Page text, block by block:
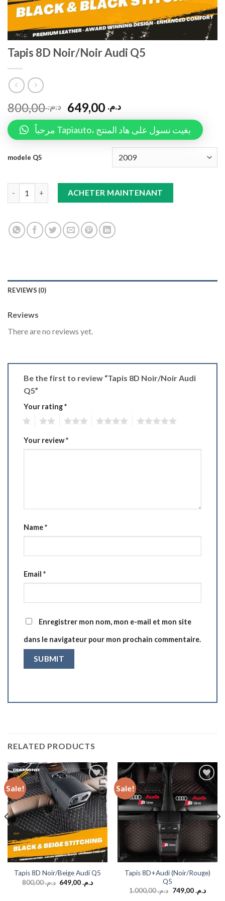
Tapis 8D Noir/Noir Audi Q5
د.م.800,00 د.م.
مرحباً Tapiauto، بغيت نسول على هاد المنتج
modele Q5
Tapis 8D Noir/Noir Audi Q5 quantity
ACHETER MAINTENANT
REVIEWS (0)
Reviews
There are no reviews yet.
Be the first to review “Tapis 8D Noir/Noir Audi
Q5”
Your rating*
Your review*
Name*
Email *
Enregistrer mon nom, mon e-mail et mon site
dans le navigateur pour mon prochain commentaire.
RELATED PRODUCTS
Sale!
Add to
wishlist
Tapis 8D Noir/Beige Audi Q5
د.م.800,00 د.م.649,00
Sale!
Add to
wishlist
Tapis 8D+Audi (Noir/Rouge)
Q5
د.م.1.000,00 د.م.749,00